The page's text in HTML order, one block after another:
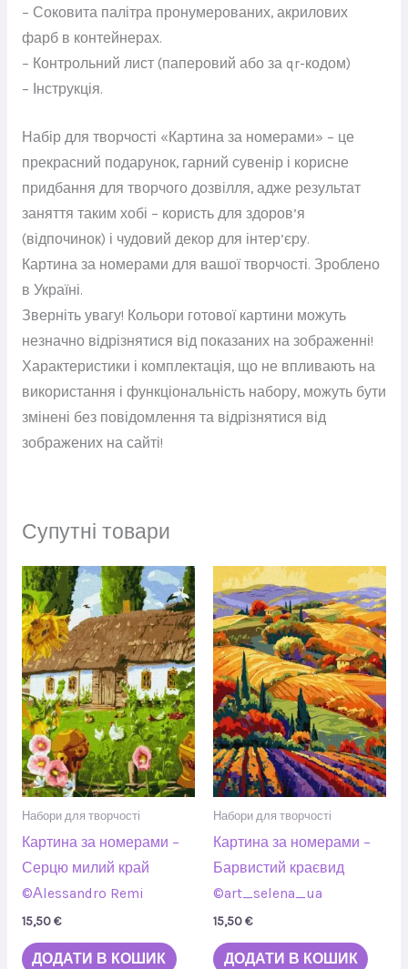
– Соковита палітра пронумерованих, акрилових
фарб в контейнерах.
– Контрольний лист (паперовий або за qr-кодом)
– Інструкція.
Набір для творчості «Картина за номерами» – це
прекрасний подарунок, гарний сувенір і корисне
придбання для творчого дозвілля, адже результат
заняття таким хобі – користь для здоров’я
(відпочинок) і чудовий декор для інтер’єру.
Картина за номерами для вашої творчості. Зроблено
в Україні.
Зверніть увагу! Кольори готової картини можуть
незначно відрізнятися від показаних на зображенні!
Характеристики і комплектація, що не впливають на
використання і функціональність набору, можуть бути
змінені без повідомлення та відрізнятися від
зображених на сайті!
Супутні товари
Набори для творчості
Картина за номерами –
Серцю милий край
©Аlessandro Remi
15,50€
ДОДАТИ В КОШИК
Набори для творчості
Картина за номерами –
Барвистий краєвид
©art_selena_ua
15,50€
ДОДАТИ В КОШИК